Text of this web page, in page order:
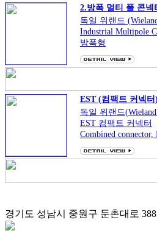
- 솔라인버터 - 풍력
등 실외용 배선에
2.방폭 멀티 폴 콘넥
독일 위랜드
Industrial Multipole
방폭형
0158 OI M2 EEx ia I
EN 50 020
revos EExia
Multipole for
EST (컴팩트 커넥터)
독일 위랜드
EST 컴팩트 커넥터
Combined connector,
connector
3pole, 5pole
경기도 성남시 중원구 둔촌대로